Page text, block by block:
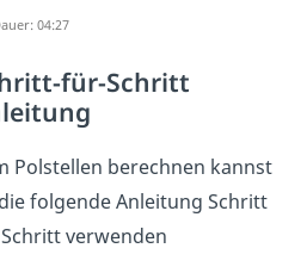
für-Schritt
Polstellen berechnen kannst
folgende Anleitung Schritt
verwenden
04:27